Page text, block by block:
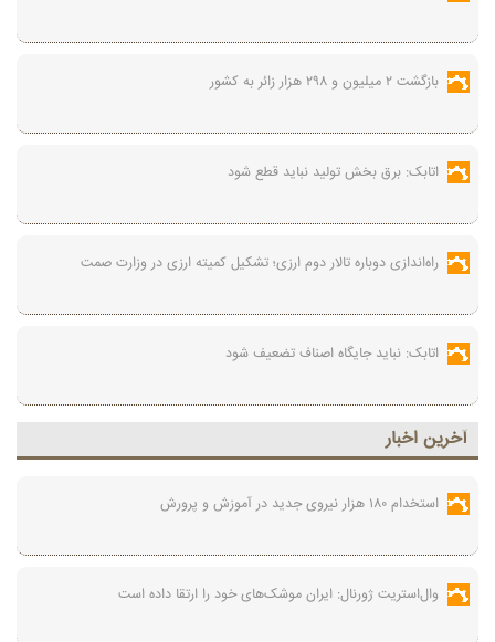
بازگشت ۲ میلیون و ۲۹۸ هزار زائر به کشور
اتابک: برق بخش تولید نباید قطع شود
راه‌اندازی دوباره تالار دوم ارزی؛ تشکیل کمیته ارزی در وزارت صمت
اتابک: نباید جایگاه اصناف تضعیف شود
آخرين اخبار
استخدام ۱۸۰ هزار نیروی جدید در آموزش‌ و پرورش
وال‌استریت ژورنال: ایران موشک‌های خود را ارتقا داده است